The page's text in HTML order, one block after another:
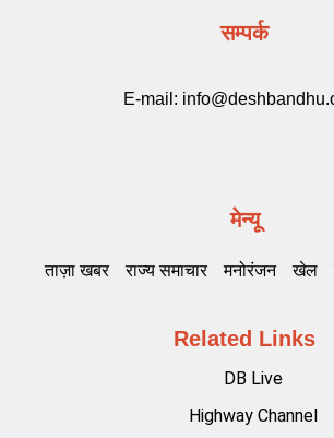
सम्पर्क
E-mail:
मेन्यू
ताज़ा खबर राज्य समाचार मनोरंजन खेल
Related Links
DB Live
Highway Channel